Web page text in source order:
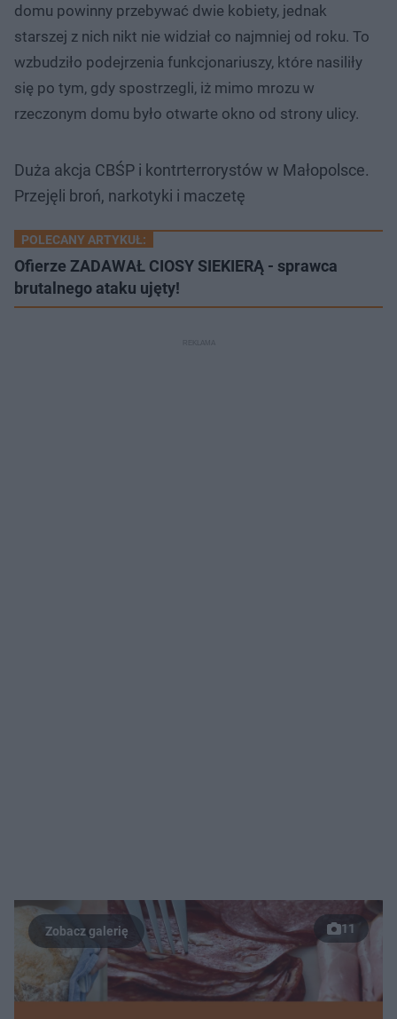
domu powinny przebywać dwie kobiety, jednak
starszej z nich nikt nie widział co najmniej od roku. To
wzbudziło podejrzenia funkcjonariuszy, które nasiliły
się po tym, gdy spostrzegli, iż mimo mrozu w
rzeczonym domu było otwarte okno od strony ulicy.
Duża akcja CBŚP i kontrterrorystów w Małopolsce.
Przejęli broń, narkotyki i maczetę
POLECANY ARTYKUŁ:
Ofierze ZADAWAŁ CIOSY SIEKIERĄ - sprawca
brutalnego ataku ujęty!
11